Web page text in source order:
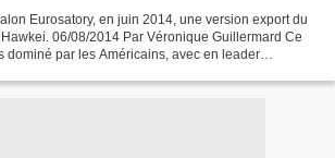
Eurosatory, en juin 2014, une version export du
06/08/2014 Par Véronique Guillermard Ce
dominé par les Américains, avec en leader